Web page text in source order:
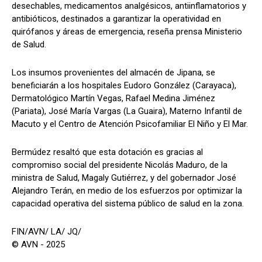
desechables, medicamentos analgésicos, antiinflamatorios y
antibióticos, destinados a garantizar la operatividad en
quirófanos y áreas de emergencia, reseña prensa Ministerio
de Salud.
Los insumos provenientes del almacén de Jipana, se
beneficiarán a los hospitales Eudoro González (Carayaca),
Dermatológico Martín Vegas, Rafael Medina Jiménez
(Pariata), José María Vargas (La Guaira), Materno Infantil de
Macuto y el Centro de Atención Psicofamiliar El Niño y El Mar.
Bermúdez resaltó que esta dotación es gracias al
compromiso social del presidente Nicolás Maduro, de la
ministra de Salud, Magaly Gutiérrez, y del gobernador José
Alejandro Terán, en medio de los esfuerzos por optimizar la
capacidad operativa del sistema público de salud en la zona.
FIN/AVN/ LA/ JQ/
© AVN - 2025